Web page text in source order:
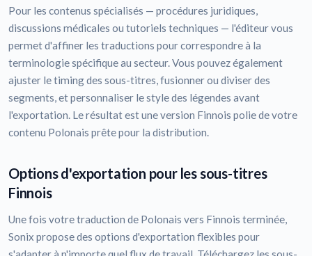
Pour les contenus spécialisés — procédures juridiques,
discussions médicales ou tutoriels techniques — l'éditeur vous
permet d'affiner les traductions pour correspondre à la
terminologie spécifique au secteur. Vous pouvez également
ajuster le timing des sous-titres, fusionner ou diviser des
segments, et personnaliser le style des légendes avant
l'exportation. Le résultat est une version Finnois polie de votre
contenu Polonais prête pour la distribution.
Options d'exportation pour les sous-titres
Finnois
Une fois votre traduction de Polonais vers Finnois terminée,
Sonix propose des options d'exportation flexibles pour